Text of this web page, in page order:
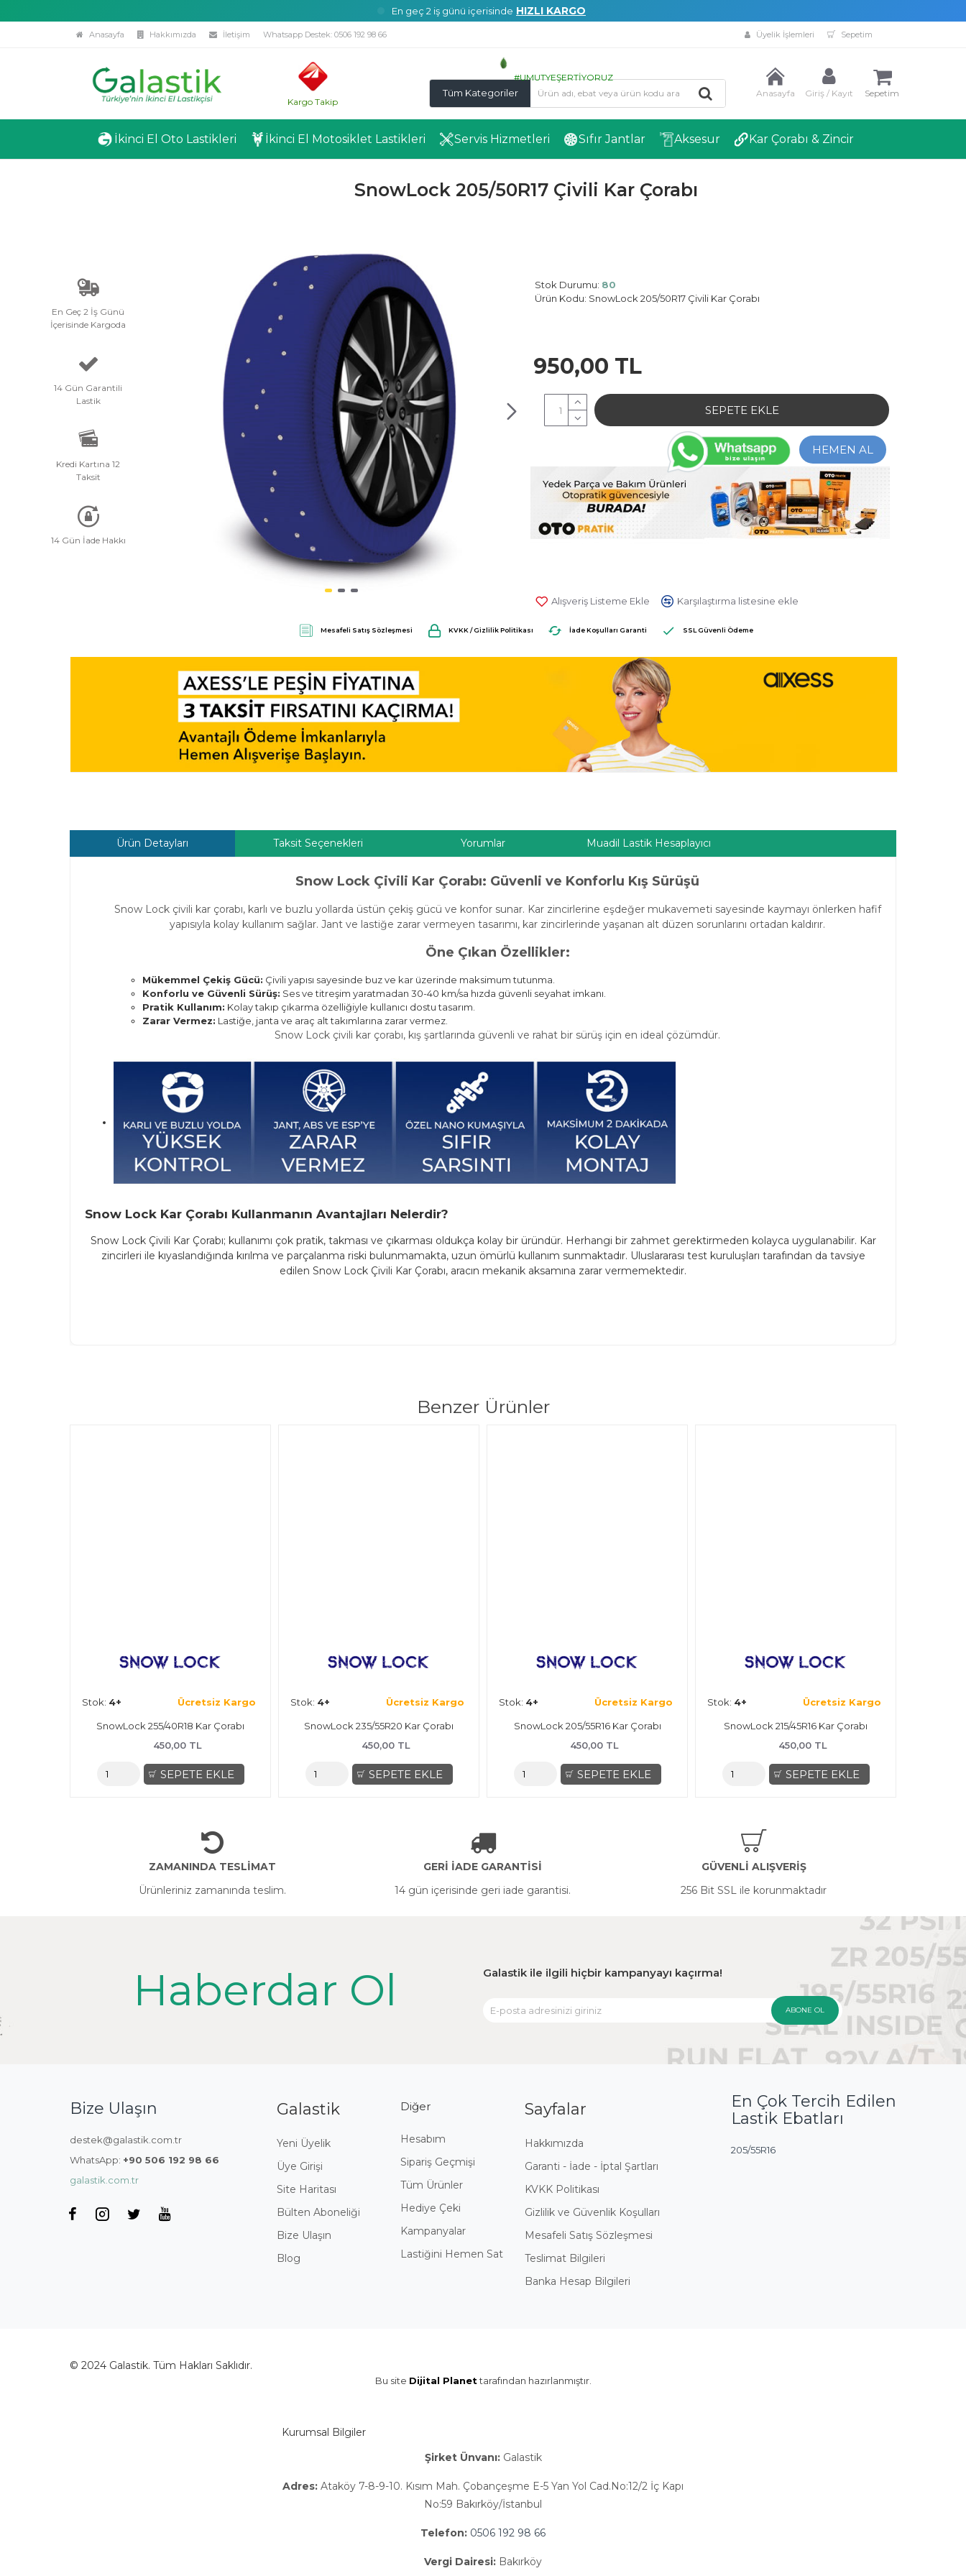
En geç 2 iş günü içerisinde HIZLI KARGO
#UMUTYEŞERTİYORUZ
Kargo Takip
Anasayfa Hakkımızda İletişim Whatsapp Destek: 0506 192 98 66 Üyelik İşlemleri Sepetim
Tüm Kategoriler Anasayfa Giriş / Kayıt Sepetim
İkinci El Oto Lastikleri İkinci El Motosiklet Lastikleri Servis Hizmetleri Sıfır Jantlar Aksesur Kar Çorabı & Zincir
En Geç 2 İş Günü
İçerisinde Kargoda
14 Gün Garantili
Lastik
Kredi Kartına 12
Taksit
14 Gün İade Hakkı
SnowLock 205/50R17 Çivili Kar Çorabı
Stok Durumu: 80
Ürün Kodu: SnowLock 205/50R17 Çivili Kar Çorabı
950,00 TL
SEPETE EKLE
HEMEN AL
Alışveriş Listeme Ekle Karşılaştırma listesine ekle
Mesafeli Satış Sözleşmesi KVKK / Gizlilik Politikası İade Koşulları Garanti SSL Güvenli Ödeme
Ürün Detayları Taksit Seçenekleri Yorumlar Muadil Lastik Hesaplayıcı
Snow Lock Çivili Kar Çorabı: Güvenli ve Konforlu Kış Sürüşü
Snow Lock çivili kar çorabı, karlı ve buzlu yollarda üstün çekiş gücü ve konfor sunar. Kar zincirlerine eşdeğer mukavemeti sayesinde kaymayı önlerken hafif
yapısıyla kolay kullanım sağlar. Jant ve lastiğe zarar vermeyen tasarımı, kar zincirlerinde yaşanan alt düzen sorunlarını ortadan kaldırır.
Öne Çıkan Özellikler:
Mükemmel Çekiş Gücü: Çivili yapısı sayesinde buz ve kar üzerinde maksimum tutunma.
Konforlu ve Güvenli Sürüş: Ses ve titreşim yaratmadan 30-40 km/sa hızda güvenli seyahat imkanı.
Pratik Kullanım: Kolay takıp çıkarma özelliğiyle kullanıcı dostu tasarım.
Zarar Vermez: Lastiğe, janta ve araç alt takımlarına zarar vermez.
Snow Lock çivili kar çorabı, kış şartlarında güvenli ve rahat bir sürüş için en ideal çözümdür.
Snow Lock Kar Çorabı Kullanmanın Avantajları Nelerdir?
Snow Lock Çivili Kar Çorabı; kullanımı çok pratik, takması ve çıkarması oldukça kolay bir üründür. Herhangi bir zahmet gerektirmeden kolayca uygulanabilir. Kar
zincirleri ile kıyaslandığında kırılma ve parçalanma riski bulunmamakta, uzun ömürlü kullanım sunmaktadır. Uluslararası test kuruluşları tarafından da tavsiye
edilen Snow Lock Çivili Kar Çorabı, aracın mekanik aksamına zarar vermemektedir.
Benzer Ürünler
Stok: 4+ Ücretsiz Kargo
SnowLock 205/55R17 Kar Çorabı
450,00 TL
SEPETE EKLE
Stok: 4+ Ücretsiz Kargo
SnowLock 205/40R16 Kar Çorabı
450,00 TL
SEPETE EKLE
Stok: 4+ Ücretsiz Kargo
SnowLock 215/50R17 Kar Çorabı
450,00 TL
SEPETE EKLE
Stok: 4+ Ücretsiz Kargo
SnowLock 215/55R17 Kar Çorabı
450,00 TL
SEPETE EKLE
ZAMANINDA TESLİMAT
Ürünleriniz zamanında teslim.
GERİ İADE GARANTİSİ
14 gün içerisinde geri iade garantisi.
GÜVENLİ ALIŞVERİŞ
256 Bit SSL ile korunmaktadır
Haberdar Ol Galastik ile ilgili hiçbir kampanyayı kaçırma!
ABONE OL
Bize Ulaşın
destek@galastik.com.tr
WhatsApp: +90 506 192 98 66
galastik.com.tr
Galastik
Yeni Üyelik
Üye Girişi
Site Haritası
Bülten Aboneliği
Bize Ulaşın
Blog
Diğer
Hesabım
Sipariş Geçmişi
Tüm Ürünler
Hediye Çeki
Kampanyalar
Lastiğini Hemen Sat
Sayfalar
Hakkımızda
Garanti - İade - İptal Şartları
KVKK Politikası
Gizlilik ve Güvenlik Koşulları
Mesafeli Satış Sözleşmesi
Teslimat Bilgileri
Banka Hesap Bilgileri
En Çok Tercih Edilen
Lastik Ebatları
205/55R16
© 2024 Galastik. Tüm Hakları Saklıdır.
Bu site Dijital Planettarafından hazırlanmıştır.
Kurumsal Bilgiler
Şirket Ünvanı:Galastik
Adres: Ataköy 7-8-9-10. Kısım Mah. Çobançeşme E-5 Yan Yol Cad.No:12/2 İç Kapı
No:59 Bakırköy/İstanbul
Telefon: 0506 192 98 66
Vergi Dairesi: Bakırköy